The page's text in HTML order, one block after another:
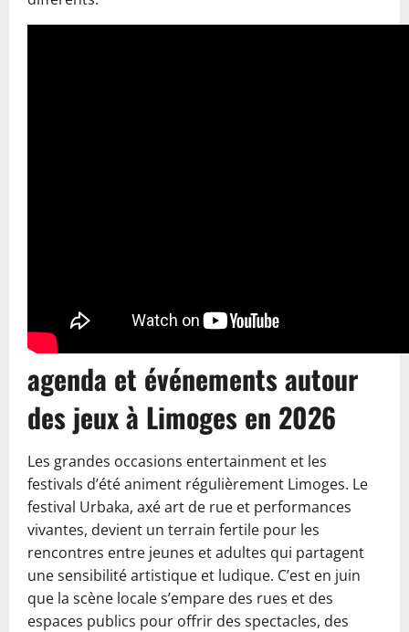
agenda et événements autour
des jeux à Limoges en 2026
Les grandes occasions entertainment et les
festivals d’été animent régulièrement Limoges. Le
festival Urbaka, axé art de rue et performances
vivantes, devient un terrain fertile pour les
rencontres entre jeunes et adultes qui partagent
une sensibilité artistique et ludique. C’est en juin
que la scène locale s’empare des rues et des
espaces publics pour offrir des spectacles, des